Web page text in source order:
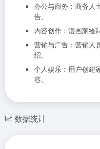
办公与商务：商务人
告。
内容创作：漫画家绘
营销与广告：营销人
绍。
个人娱乐：用户创建
容。
数据统计